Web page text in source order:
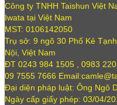
Công ty TNHH Taishun Việt
Iwata tại Việt Nam
MST: 0106142050
Trụ sở: 9 ngõ 30 Phố Kẻ
Nội, Việt Nam
ĐT 0243 984 1505 , 0983
09 7555 7666
Đại diện pháp luật: Ông Ngô
Ngày cấp giấy phép: 03/04/